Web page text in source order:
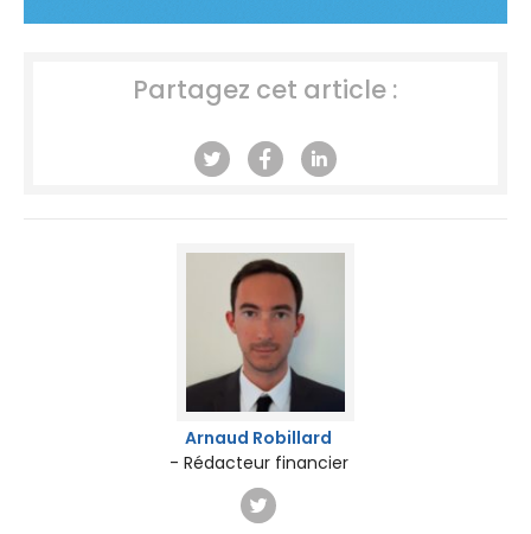
Partagez cet article :
Arnaud Robillard
- Rédacteur financier